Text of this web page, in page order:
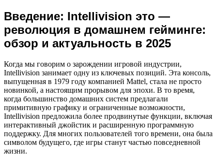
Введение: Intellivision это —
революция в домашнем гейминге:
обзор и актуальность в 2025
Когда мы говорим о зарождении игровой индустрии,
Intellivision занимает одну из ключевых позиций. Эта консоль,
выпущенная в 1979 году компанией Mattel, стала не просто
новинкой, а настоящим прорывом для эпохи. В то время,
когда большинство домашних систем предлагали
примитивную графику и ограниченные возможности,
Intellivision предложила более продвинутые функции, включая
интерактивный джойстик и расширенную программную
поддержку. Для многих пользователей того времени, она была
символом будущего, где игры станут частью повседневной
жизни.